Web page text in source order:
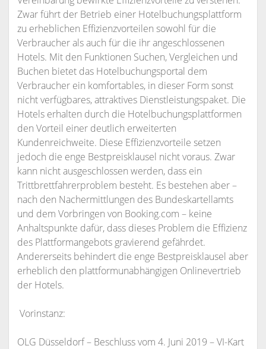
Zwar führt der Betrieb einer Hotelbuchungsplattform
zu erheblichen Effizienzvorteilen sowohl für die
Verbraucher als auch für die ihr angeschlossenen
Hotels. Mit den Funktionen Suchen, Vergleichen und
Buchen bietet das Hotelbuchungsportal dem
Verbraucher ein komfortables, in dieser Form sonst
nicht verfügbares, attraktives Dienstleistungspaket. Die
Hotels erhalten durch die Hotelbuchungsplattformen
den Vorteil einer deutlich erweiterten
Kundenreichweite. Diese Effizienzvorteile setzen
jedoch die enge Bestpreisklausel nicht voraus. Zwar
kann nicht ausgeschlossen werden, dass ein
Trittbrettfahrerproblem besteht. Es bestehen aber –
nach den Nachermittlungen des Bundeskartellamts
und dem Vorbringen von Booking.com – keine
Anhaltspunkte dafür, dass dieses Problem die Effizienz
des Plattformangebots gravierend gefährdet.
Andererseits behindert die enge Bestpreisklausel aber
erheblich den plattformunabhängigen Onlinevertrieb
der Hotels.
Vorinstanz:
OLG Düsseldorf – Beschluss vom 4. Juni 2019 – VI-Kart